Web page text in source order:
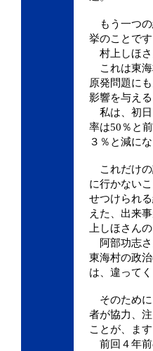
もう一つの
挙のことで
村上しほさ
これは東海
原発問題に
影響を与え
私は、初日
率は50％と
３％と減に
これだけの
に行かない
せつけられ
えた、出来
上しほさん
阿部功志さ
東海村の政
は、違って
そのために
者が協力、
ことが、ま
前回４年前